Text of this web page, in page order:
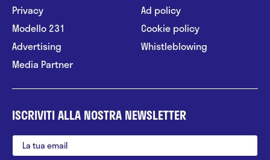
Privacy
Modello 231
Advertising
Media Partner
Ad policy
Cookie policy
Whistleblowing
ISCRIVITI ALLA NOSTRA NEWSLETTER